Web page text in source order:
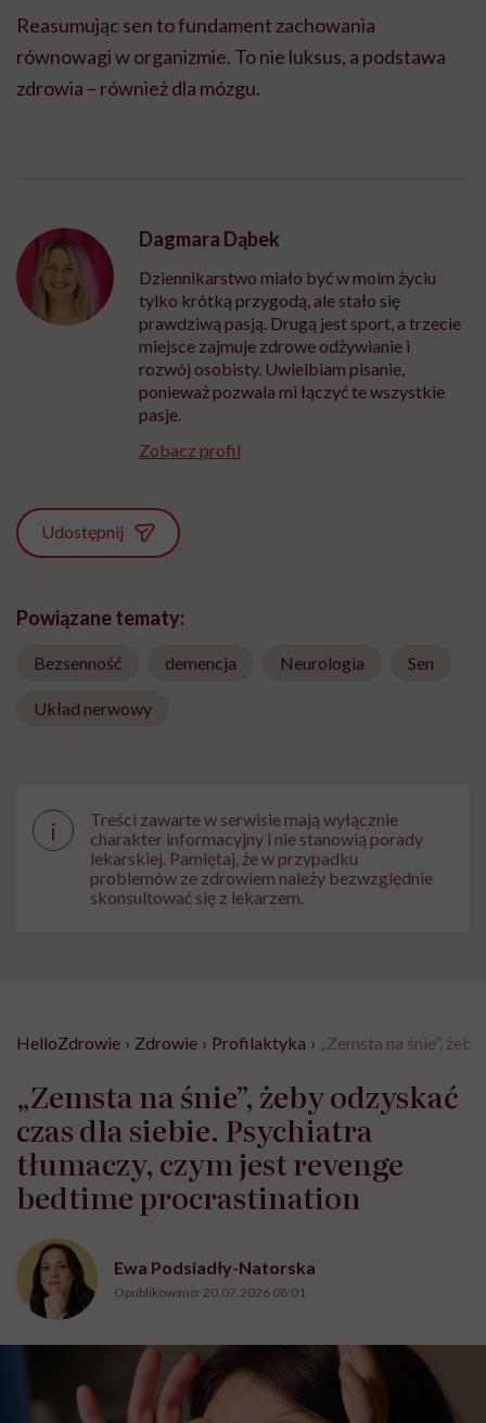
Reasumując sen to fundament zachowania
równowagi w organizmie. To nie luksus, a podstawa
zdrowia – również dla mózgu.
Dagmara Dąbek
Dziennikarstwo miało być w moim życiu
tylko krótką przygodą, ale stało się
prawdziwą pasją. Drugą jest sport, a trzecie
miejsce zajmuje zdrowe odżywianie i
rozwój osobisty. Uwielbiam pisanie,
ponieważ pozwala mi łączyć te wszystkie
pasje.
Zobacz profil
Udostępnij
Powiązane tematy:
Bezsenność demencja Neurologia Sen
Układ nerwowy
i
Treści zawarte w serwisie mają wyłącznie
charakter informacyjny i nie stanowią porady
lekarskiej. Pamiętaj, że w przypadku
problemów ze zdrowiem należy bezwzględnie
skonsultować się z lekarzem.
HelloZdrowie › Zdrowie › Profilaktyka › „Zemsta na śnie”,
„Zemsta na śnie”, żeby odzyskać
czas dla siebie. Psychiatra
tłumaczy, czym jest revenge
bedtime procrastination
Ewa Podsiadły-Natorska
Opublikowano: 20.07.2026 08:01